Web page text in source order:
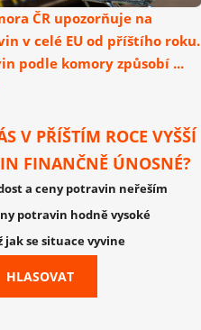
ČR upozorňuje na
v celé EU od příštího roku.
podle komory způsobí ...
V PŘÍŠTÍM ROCE VYŠŠÍ
FINANČNĚ ÚNOSNÉ?
a ceny potravin neřeším
potravin hodně vysoké
jak se situace vyvine